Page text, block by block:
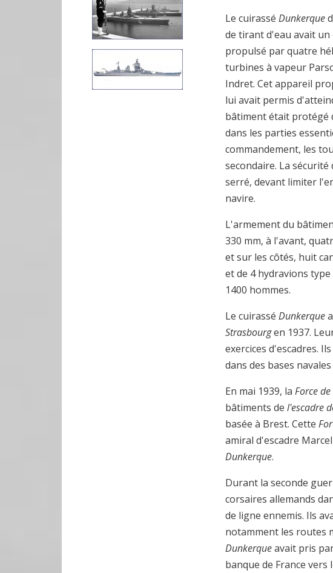
Le cuirasséDunkerque
de tirant d'eau avait un
propulsé par quatre
turbines à vapeur
Indret. Cet appareil
lui avait permis
bâtiment était protégé
dans les parties
commandement, les
secondaire. La
serré, devant limiter
navire.
L'armement du
330 mm, à l'avant,
et sur les côtés, huit
et de 4 hydravions type
1400 hommes.
Le cuirasséDunkerque
Strasbourgen 1937.
exercices d'escadres.
dans des bases
En mai 1939, laForcede
bâtiments del'escadre
basée à Brest. Cette
amiral d'escadre
Dunkerque.
Durant la seconde
corsaires allemands
de ligne ennemis. Ils
notamment les routes
Dunkerqueavait pris
banque de France